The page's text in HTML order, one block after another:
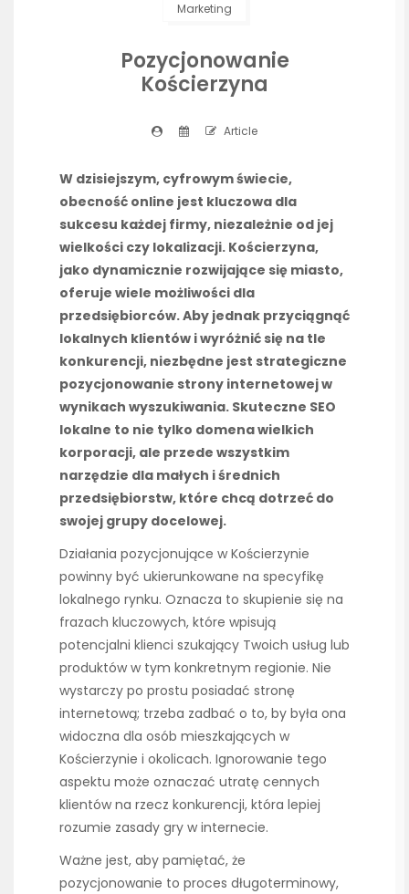
Marketing
Pozycjonowanie
Kościerzyna
Article
W dzisiejszym, cyfrowym świecie,
obecność online jest kluczowa dla
sukcesu każdej firmy, niezależnie od jej
wielkości czy lokalizacji. Kościerzyna,
jako dynamicznie rozwijające się miasto,
oferuje wiele możliwości dla
przedsiębiorców. Aby jednak przyciągnąć
lokalnych klientów i wyróżnić się na tle
konkurencji, niezbędne jest strategiczne
pozycjonowanie strony internetowej w
wynikach wyszukiwania. Skuteczne SEO
lokalne to nie tylko domena wielkich
korporacji, ale przede wszystkim
narzędzie dla małych i średnich
przedsiębiorstw, które chcą dotrzeć do
swojej grupy docelowej.
Działania pozycjonujące w Kościerzynie
powinny być ukierunkowane na specyfikę
lokalnego rynku. Oznacza to skupienie się na
frazach kluczowych, które wpisują
potencjalni klienci szukający Twoich usług lub
produktów w tym konkretnym regionie. Nie
wystarczy po prostu posiadać stronę
internetową; trzeba zadbać o to, by była ona
widoczna dla osób mieszkających w
Kościerzynie i okolicach. Ignorowanie tego
aspektu może oznaczać utratę cennych
klientów na rzecz konkurencji, która lepiej
rozumie zasady gry w internecie.
Ważne jest, aby pamiętać, że
pozycjonowanie to proces długoterminowy,